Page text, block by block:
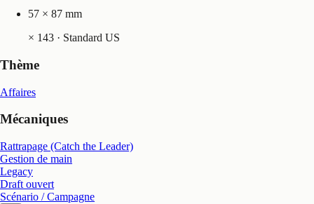
57 × 87 mm
× 143 · Standard US
Thème
Affaires
Mécaniques
Rattrapage (Catch the Leader)
Gestion de main
Legacy
Draft ouvert
Scénario / Campagne